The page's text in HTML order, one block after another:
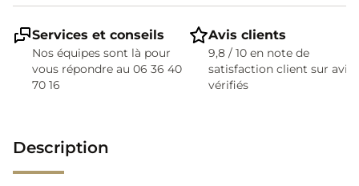
Services et conseils
Nos équipes sont là pour
vous répondre au 06 36 40
70 16
Avis clients
9,8 / 10 en note de
satisfaction client sur avis
vérifiés
Description